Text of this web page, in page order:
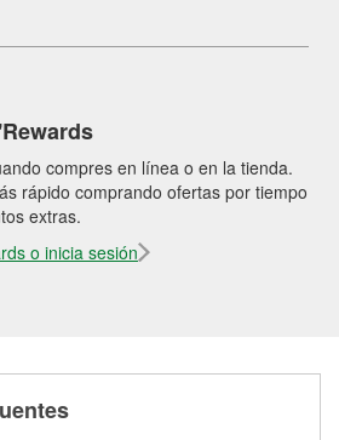
compres en línea o en la tienda.
rápido comprando ofertas por tiempo
extras.
o inicia sesión